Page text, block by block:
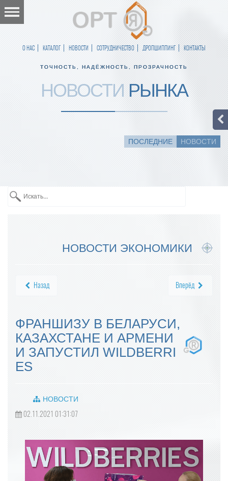
О НАС КАТАЛОГ НОВОСТИ СОТРУДНИЧЕСТВО ДРОПШИППИНГ КОНТАКТЫ
ТОЧНОСТЬ, НАДЁЖНОСТЬ, ПРОЗРАЧНОСТЬ
НОВОСТИ РЫНКА
ПОСЛЕДНИЕ НОВОСТИ
НОВОСТИ ЭКОНОМИКИ
Назад Вперёд
ФРАНШИЗУ В БЕЛАРУСИ,
КАЗАХСТАНЕ И АРМЕНИ
И ЗАПУСТИЛ WILDBERRI
ES
НОВОСТИ
02.11.2021 01:31:07